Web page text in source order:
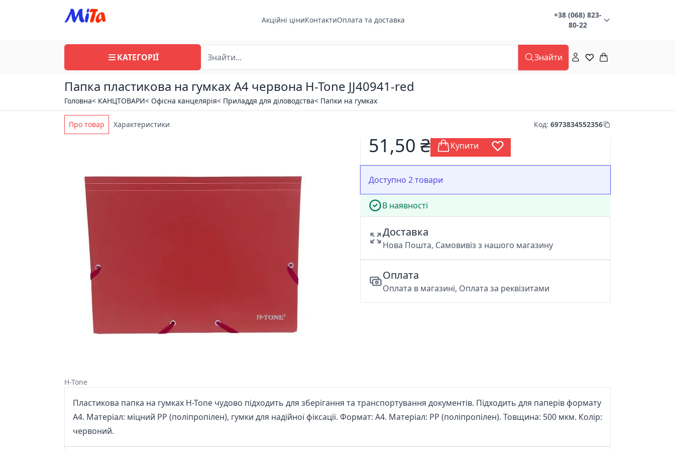
Акційні ціниКонтактиОплата та доставка
+38 (068) 823-
80-22
КАТЕГОРІЇ Знайти
Папка пластикова на гумках А4 червона H-Tone JJ40941-red
Головна< КАНЦТОВАРИ< Офісна канцелярія< Приладдя для діловодства< Папки на гумках
Про товар Характеристики Код: 6973834552356
H-Tone
51,50 ₴ Купити
Доступно 2 товари
В наявності
Доставка
Нова Пошта, Самовивіз з нашого магазину
Оплата
Оплата в магазині, Оплата за реквізитами
Пластикова папка на гумках H-Tone чудово підходить для зберігання та транспортування документів. Підходить для паперів формату
А4. Матеріал: міцний РР (поліпропілен), гумки для надійної фіксації. Формат: А4. Матеріал: РР (поліпропілен). Товщина: 500 мкм. Колір:
червоний.